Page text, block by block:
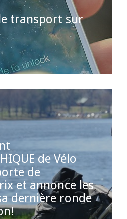
transport sur
de Vélo
de
et annonce les
dernière ronde